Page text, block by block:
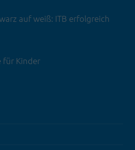
auf weiß: ITB erfolgreich
für Kinder